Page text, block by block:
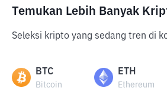
Temukan Lebih Banyak
Seleksi kripto yang sedang tren di
BTC
Bitcoin
ETH
Ethereum